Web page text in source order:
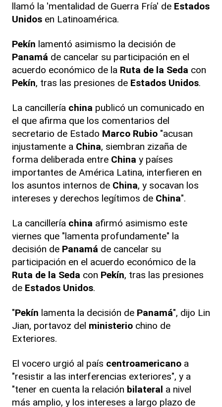
llamó la 'mentalidad de Guerra Fría' de Estados
Unidos en Latinoamérica.
Pekín lamentó asimismo la decisión de
Panamá de cancelar su participación en el
acuerdo económico de la Ruta de la Seda con
Pekín, tras las presiones de Estados Unidos.
La cancillería china publicó un comunicado en
el que afirma que los comentarios del
secretario de Estado Marco Rubio "acusan
injustamente a China, siembran zizaña de
forma deliberada entre China y países
importantes de América Latina, interfieren en
los asuntos internos de China, y socavan los
intereses y derechos legítimos de China".
La cancillería china afirmó asimismo este
viernes que "lamenta profundamente" la
decisión de Panamá de cancelar su
participación en el acuerdo económico de la
Ruta de la Seda con Pekín, tras las presiones
de Estados Unidos.
"Pekín lamenta la decisión de Panamá", dijo Lin
Jian, portavoz del ministerio chino de
Exteriores.
El vocero urgió al país centroamericano a
"resistir a las interferencias exteriores", y a
"tener en cuenta la relación bilateral a nivel
más amplio, y los intereses a largo plazo de